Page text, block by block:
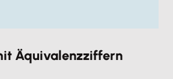
Äquivalenzziffern